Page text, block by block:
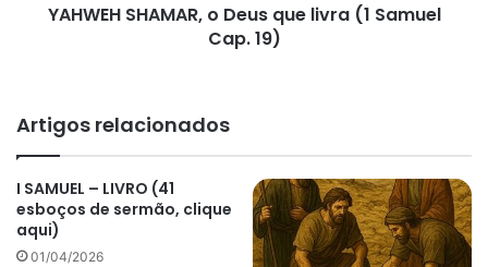
YAHWEH SHAMAR, o Deus que livra (1 Samuel
Cap. 19)
Artigos relacionados
I SAMUEL – LIVRO (41
esboços de sermão, clique
aqui)
01/04/2026